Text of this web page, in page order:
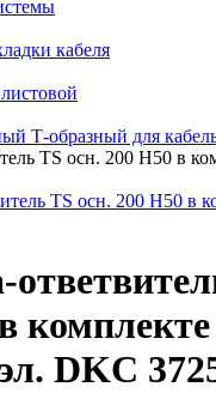
кабеля
Т-образный для
TS осн. 200 H50 в
комплекте
DKC